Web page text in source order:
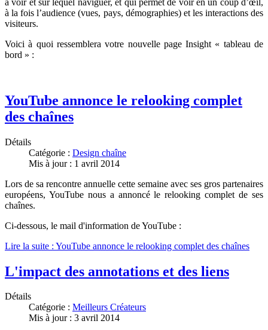
à la fois l’audience (vues, pays, démographies) et les interactions des
visiteurs.
Voici à quoi ressemblera votre nouvelle page Insight « tableau de
bord » :
YouTube annonce le relooking complet
des chaînes
Détails
Catégorie : Design chaîne
Mis à jour : 1 avril 2014
Lors de sa rencontre annuelle cette semaine avec ses gros partenaires
européens, YouTube nous a annoncé le relooking complet de ses
chaînes.
Ci-dessous, le mail d'information de YouTube :
Lire la suite : YouTube annonce le relooking complet des chaînes
L'impact des annotations et des liens
Détails
Catégorie : Meilleurs Créateurs
Mis à jour : 3 avril 2014